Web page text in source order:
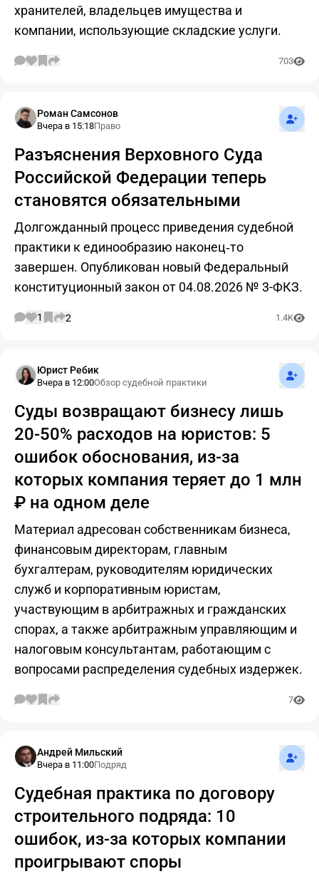
хранителей, владельцев имущества и
компании, использующие складские услуги.
703
Роман Самсонов
Вчера в 15:18Право
Разъяснения Верховного Суда
Российской Федерации теперь
становятся обязательными
Долгожданный процесс приведения судебной
практики к единообразию наконец‑то
завершен. Опубликован новый Федеральный
конституционный закон от 04.08.2026 № 3-ФКЗ.
1 2 1.4K
Юрист Ребик
Вчера в 12:00Обзор судебной практики
Суды возвращают бизнесу лишь
20-50% расходов на юристов: 5
ошибок обоснования, из-за
которых компания теряет до 1 млн
₽ на одном деле
Материал адресован собственникам бизнеса,
финансовым директорам, главным
бухгалтерам, руководителям юридических
служб и корпоративным юристам,
участвующим в арбитражных и гражданских
спорах, а также арбитражным управляющим и
налоговым консультантам, работающим с
вопросами распределения судебных издержек.
7
Андрей Мильский
Вчера в 11:00Подряд
Судебная практика по договору
строительного подряда: 10
ошибок, из-за которых компании
проигрывают споры